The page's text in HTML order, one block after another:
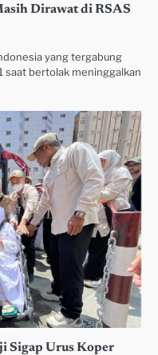
Dirawat di RSAS
yang tergabung
saat bertolak meninggalkan
Sigap Urus Koper